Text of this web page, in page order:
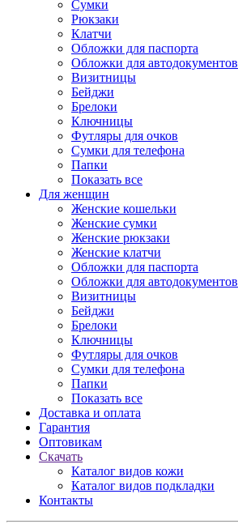
Сумки
Рюкзаки
Клатчи
Обложки для паспорта
Обложки для автодокументов
Визитницы
Бейджи
Брелоки
Ключницы
Футляры для очков
Сумки для телефона
Папки
Показать все
Для женщин
Женские кошельки
Женские сумки
Женские рюкзаки
Женские клатчи
Обложки для паспорта
Обложки для автодокументов
Визитницы
Бейджи
Брелоки
Ключницы
Футляры для очков
Сумки для телефона
Папки
Показать все
Доставка и оплата
Гарантия
Оптовикам
Скачать
Каталог видов кожи
Каталог видов подкладки
Контакты